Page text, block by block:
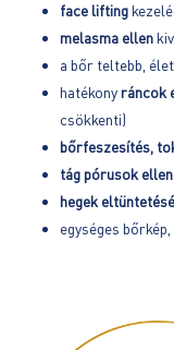
face lifting
melasma ellen
a bőr teltebb,
hatékony ráncok
csökkenti)
bőrfeszesítés,
tág pórusok ellen
hegek
egységes